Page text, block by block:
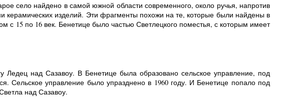
село найдено в самой южной области современного, около ручья, напротив
изделий. Эти фрагменты похожи на те, которые были найдены в
15 по 16 век. Бенетице было частью Светлецкого поместья, с которым имеет
Ледец над Сазавоу. В Бенетице была образовано сельское управление, под
Сельское управление было упразднено в 1960 году. И Бенетице попало под
над Сазавоу.